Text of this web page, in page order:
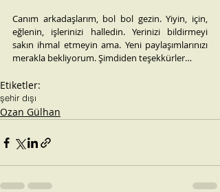
Canım arkadaşlarım, bol bol gezin. Yiyin, için,
eğlenin, işlerinizi halledin. Yerinizi bildirmeyi
sakın ihmal etmeyin ama. Yeni paylaşımlarınızı
merakla bekliyorum. Şimdiden teşekkürler…
Etiketler:
şehir dışı
Ozan Gülhan